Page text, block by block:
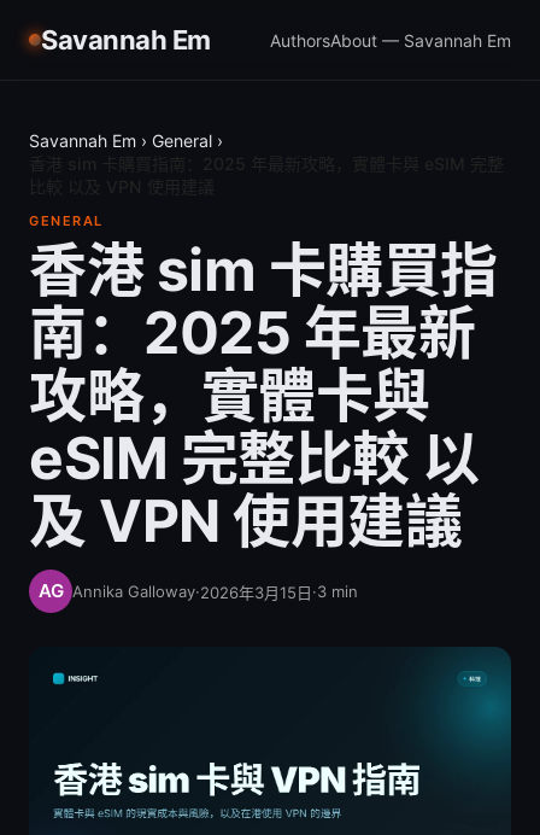
Savannah Em AuthorsAbout — Savannah Em
Savannah Em › General ›
GENERAL
香港 sim 卡購買指
南：2025 年最新
攻略，實體卡與
eSIM 完整比較 以
及 VPN 使用建議
Annika Galloway·2026年3月15日·3 min